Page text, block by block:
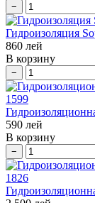
−
Гидроизоляция
860 лей
В корзину
−
1599
590 лей
В корзину
−
1826